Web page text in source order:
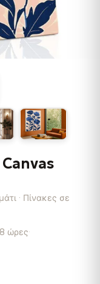
· Πίνακες σε
ώρες·